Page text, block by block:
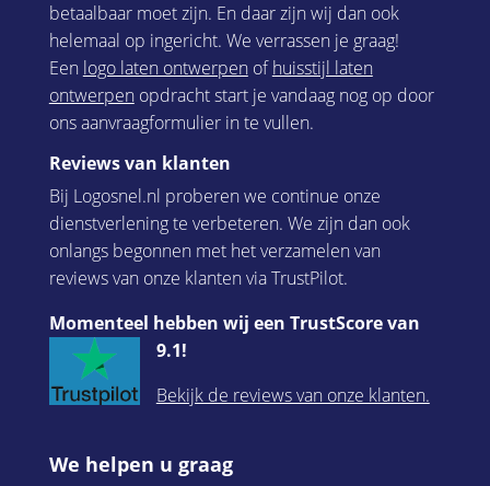
betaalbaar moet zijn. En daar zijn wij dan ook
helemaal op ingericht. We verrassen je graag!
Een logo laten ontwerpenofhuisstijl laten
ontwerpenopdracht start je vandaag nog op door
ons aanvraagformulier in te vullen.
Reviews van klanten
Bij Logosnel.nl proberen we continue onze
dienstverlening te verbeteren. We zijn dan ook
onlangs begonnen met het verzamelen van
reviews van onze klanten via TrustPilot.
Momenteel hebben wij een TrustScore van
9.1!
Bekijk de reviews van onze klanten.
We helpen u graag